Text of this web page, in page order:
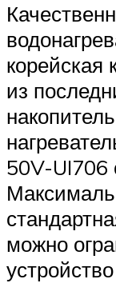
из
50V-UI706
можно